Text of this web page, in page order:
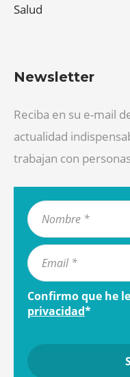
Salud
Newsletter
Reciba en su e-mail
actualidad
trabajan con
Confirmo que he
privacidad*